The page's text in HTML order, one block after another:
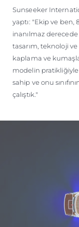
Sunseeker
yaptı: "Ekip ve ben,
inanılmaz
tasarım, teknoloji
kaplama ve
modelin
sahip ve onu
çalıştık."